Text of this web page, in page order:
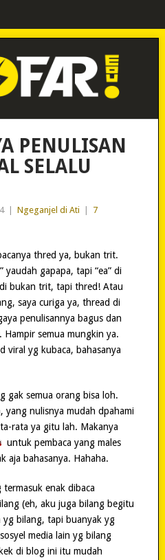
PENULISAN
SELALU
Ngeganjel di Ati
7
thred ya, bukan trit.
yaudah gapapa, tapi “ea” di
bukan trit, tapi thred! Atau
saya curiga ya, thread di
penulisannya bagus dan
semua mungkin ya.
viral yg kubaca, bahasanya
gak semua orang bisa loh.
yang nulisnya mudah dpahami
rata ya gitu lah. Makanya
untuk pembaca yang males
aja bahasanya. Hahaha.
enak dibaca
(eh, aku juga bilang begitu
bilang, tapi buanyak yg
media lain yg bilang
di blog ini itu mudah